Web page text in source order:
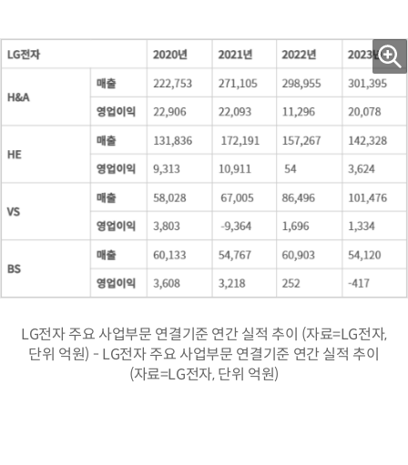
LG전자 주요 사업부문 연결기준 연간 실적 추이 (자료=LG전자,
단위 억원) - LG전자 주요 사업부문 연결기준 연간 실적 추이
(자료=LG전자, 단위 억원)